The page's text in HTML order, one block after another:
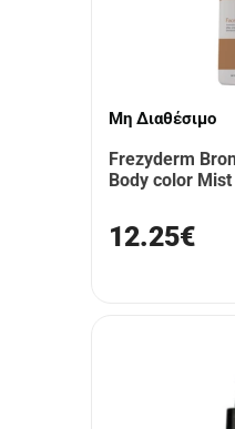
Μη Διαθέσιμο
Frezyderm
Body color
12.25€